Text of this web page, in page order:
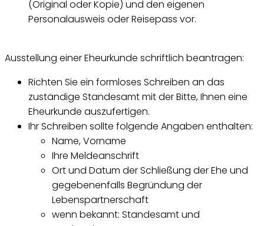
(Original oder Kopie) und den eigenen
Personalausweis oder Reisepass vor.
Ausstellung einer Eheurkunde schriftlich beantragen:
Richten Sie ein formloses Schreiben an das
zuständige Standesamt mit der Bitte, Ihnen eine
Eheurkunde auszufertigen.
Ihr Schreiben sollte folgende Angaben enthalten:
Name, Vorname
Ihre Meldeanschrift
Ort und Datum der Schließung der Ehe und
gegebenenfalls Begründung der
Lebenspartnerschaft
wenn bekannt: Standesamt und